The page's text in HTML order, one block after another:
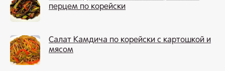
перцем по корейски
Салат Камдича по корейски с картошкой и
мясом